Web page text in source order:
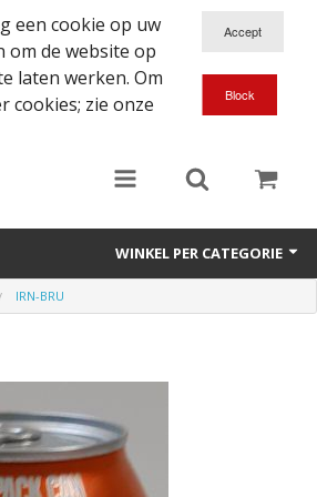
een cookie op uw
om de website op
laten werken. Om
cookies; zie onze
WINKEL PER CATEGORIE
IRN-BRU